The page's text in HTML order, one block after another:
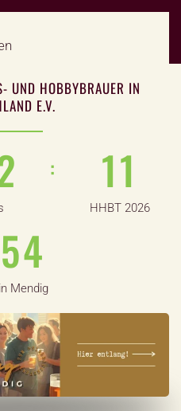
UND HOBBYBRAUER IN
E.V.
: 11
HHBT 2026
53
in Mendig